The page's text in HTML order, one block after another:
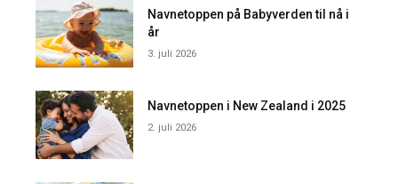
Navnetoppen på Babyverden til nå i
år
3. juli 2026
Navnetoppen i New Zealand i 2025
2. juli 2026